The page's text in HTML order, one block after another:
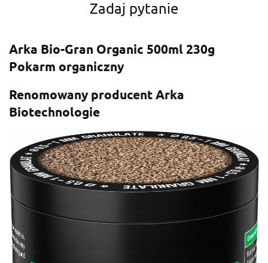
Zadaj pytanie
Arka Bio-Gran Organic 500ml 230g
Pokarm organiczny
Renomowany producent Arka
Biotechnologie